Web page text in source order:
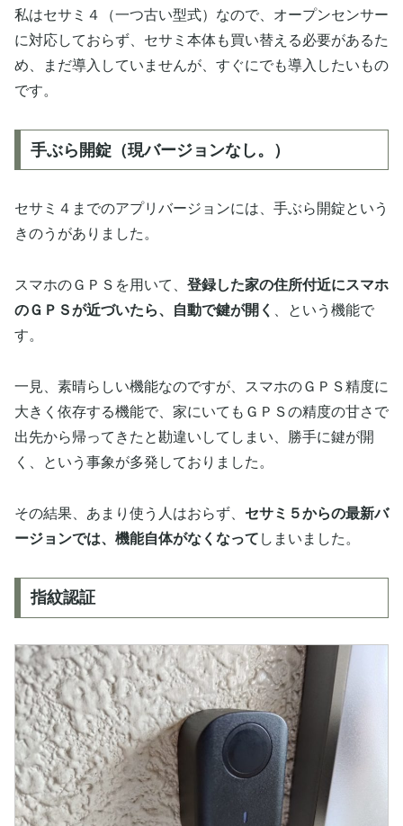
私はセサミ４（一つ古い型式）なので、オープンセンサー
に対応しておらず、セサミ本体も買い替える必要があるた
め、まだ導入していませんが、すぐにでも導入したいもの
です。
手ぶら開錠（現バージョンなし。）
セサミ４までのアプリバージョンには、手ぶら開錠という
きのうがありました。
スマホのＧＰＳを用いて、 登録した家の住所付近にスマホ
のＧＰＳが近づいたら、自動で鍵が開く
、という機能で
す。
一見、素晴らしい機能なのですが、スマホのＧＰＳ精度に
大きく依存する機能で、家にいてもＧＰＳの精度の甘さで
出先から帰ってきたと勘違いしてしまい、勝手に鍵が開
く、という事象が多発しておりました。
その結果、あまり使う人はおらず、 セサミ５からの最新バ
ージョンでは、機能自体がなくなって しまいました。
指紋認証